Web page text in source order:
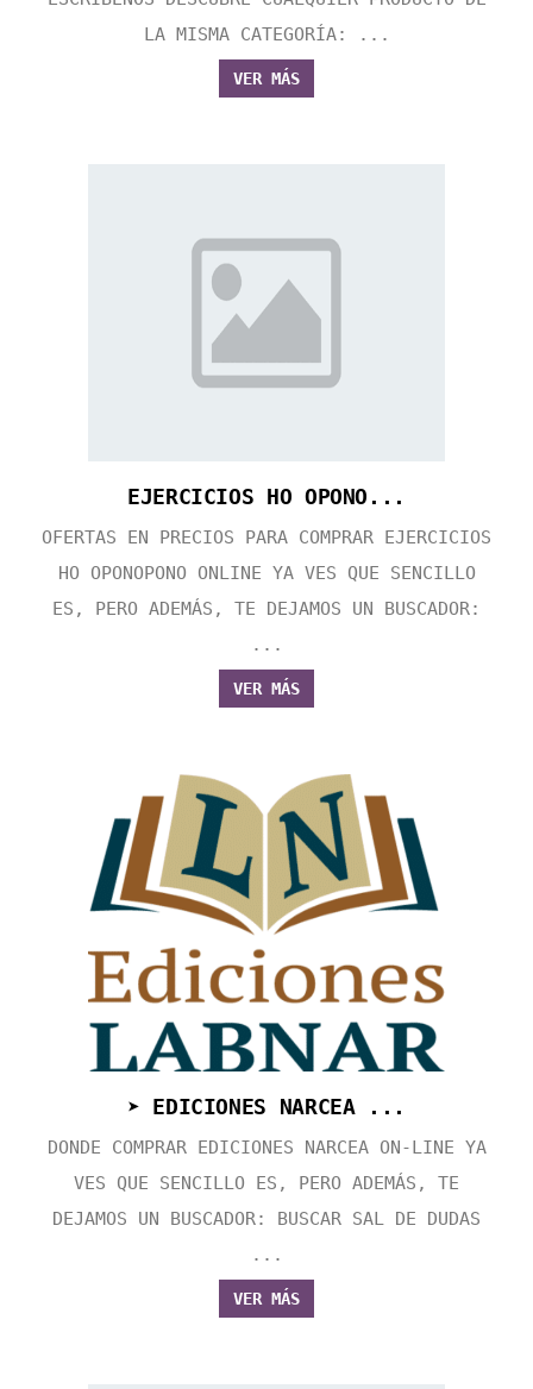
LA MISMA CATEGORÍA: ...
VER MÁS
EJERCICIOS HO OPONO...
OFERTAS EN PRECIOS PARA COMPRAR EJERCICIOS
HO OPONOPONO ONLINE YA VES QUE SENCILLO
ES, PERO ADEMÁS, TE DEJAMOS UN BUSCADOR:
...
VER MÁS
➤ EDICIONES NARCEA ...
DONDE COMPRAR EDICIONES NARCEA ON-LINE YA
VES QUE SENCILLO ES, PERO ADEMÁS, TE
DEJAMOS UN BUSCADOR: BUSCAR SAL DE DUDAS
...
VER MÁS